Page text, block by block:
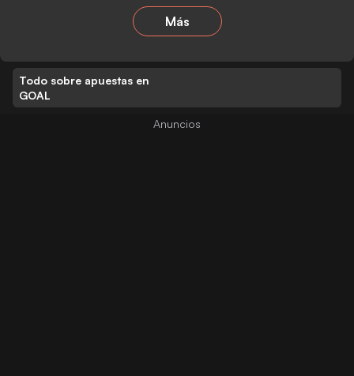
Más
Todo sobre apuestas en
GOAL